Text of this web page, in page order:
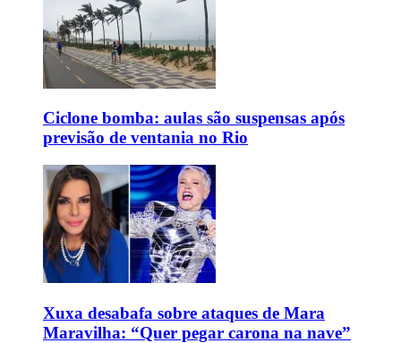
Ciclone bomba: aulas são suspensas após
previsão de ventania no Rio
Xuxa desabafa sobre ataques de Mara
Maravilha: “Quer pegar carona na nave”